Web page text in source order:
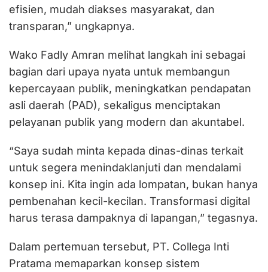
efisien, mudah diakses masyarakat, dan
transparan,” ungkapnya.
Wako Fadly Amran melihat langkah ini sebagai
bagian dari upaya nyata untuk membangun
kepercayaan publik, meningkatkan pendapatan
asli daerah (PAD), sekaligus menciptakan
pelayanan publik yang modern dan akuntabel.
“Saya sudah minta kepada dinas-dinas terkait
untuk segera menindaklanjuti dan mendalami
konsep ini. Kita ingin ada lompatan, bukan hanya
pembenahan kecil-kecilan. Transformasi digital
harus terasa dampaknya di lapangan,” tegasnya.
Dalam pertemuan tersebut, PT. Collega Inti
Pratama memaparkan konsep sistem